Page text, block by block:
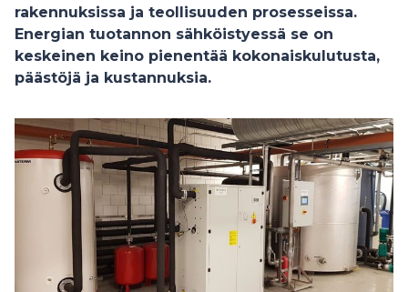
rakennuksissa ja teollisuuden prosesseissa.
Energian tuotannon sähköistyessä se on
keskeinen keino pienentää kokonaiskulutusta,
päästöjä ja kustannuksia.